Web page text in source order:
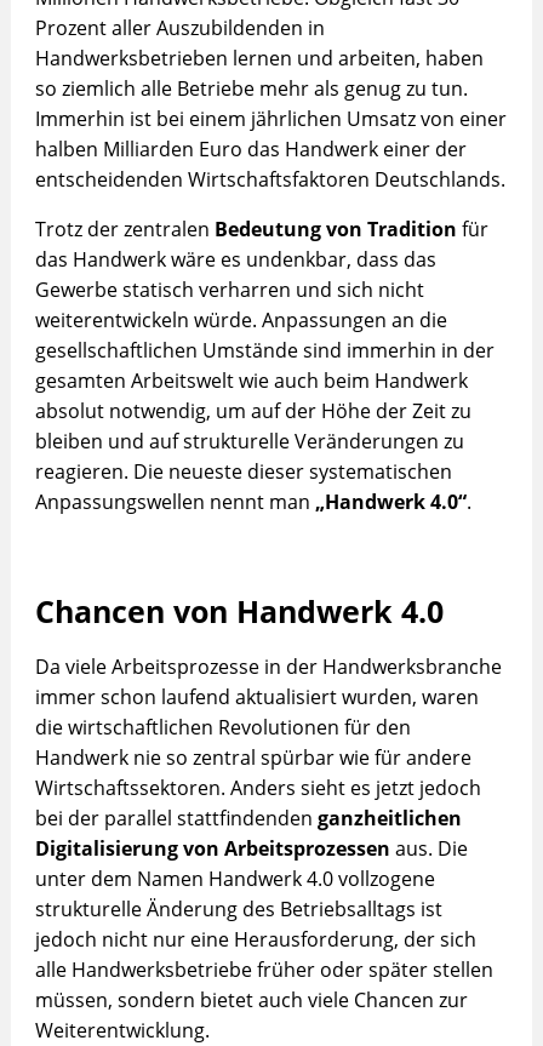
Prozent aller Auszubildenden in
Handwerksbetrieben lernen und arbeiten, haben
so ziemlich alle Betriebe mehr als genug zu tun.
Immerhin ist bei einem jährlichen Umsatz von einer
halben Milliarden Euro das Handwerk einer der
entscheidenden Wirtschaftsfaktoren Deutschlands.
Trotz der zentralen Bedeutung von Tradition für
das Handwerk wäre es undenkbar, dass das
Gewerbe statisch verharren und sich nicht
weiterentwickeln würde. Anpassungen an die
gesellschaftlichen Umstände sind immerhin in der
gesamten Arbeitswelt wie auch beim Handwerk
absolut notwendig, um auf der Höhe der Zeit zu
bleiben und auf strukturelle Veränderungen zu
reagieren. Die neueste dieser systematischen
Anpassungswellen nennt man „Handwerk 4.0“.
Chancen von Handwerk 4.0
Da viele Arbeitsprozesse in der Handwerksbranche
immer schon laufend aktualisiert wurden, waren
die wirtschaftlichen Revolutionen für den
Handwerk nie so zentral spürbar wie für andere
Wirtschaftssektoren. Anders sieht es jetzt jedoch
bei der parallel stattfindenden ganzheitlichen
Digitalisierung von Arbeitsprozessen aus. Die
unter dem Namen Handwerk 4.0 vollzogene
strukturelle Änderung des Betriebsalltags ist
jedoch nicht nur eine Herausforderung, der sich
alle Handwerksbetriebe früher oder später stellen
müssen, sondern bietet auch viele Chancen zur
Weiterentwicklung.